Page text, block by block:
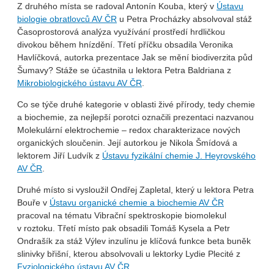
Z druhého místa se radoval Antonín Kouba, který v Ústavu
biologie obratlovců AV ČR u Petra Procházky absolvoval stáž
Časoprostorová analýza využívání prostředí hrdličkou
divokou během hnízdění. Třetí příčku obsadila Veronika
Havlíčková, autorka prezentace Jak se mění biodiverzita půd
Šumavy? Stáže se účastnila u lektora Petra Baldriana z
Mikrobiologického ústavu AV ČR
Co se týče druhé kategorie v oblasti živé přírody, tedy chemie
a biochemie, za nejlepší porotci označili prezentaci nazvanou
Molekulární elektrochemie – redox charakterizace nových
organických sloučenin. Její autorkou je Nikola Šmídová a
lektorem Jiří Ludvík z Ústavu fyzikální chemie J. Heyrovského
AV ČR
Druhé místo si vysloužil Ondřej Zapletal, který u lektora Petra
Bouře v Ústavu organické chemie a biochemie AV ČR
pracoval na tématu Vibrační spektroskopie biomolekul
v roztoku. Třetí místo pak obsadili Tomáš Kysela a Petr
Ondrašík za stáž Výlev inzulínu je klíčová funkce beta buněk
slinivky břišní, kterou absolvovali u lektorky Lydie Plecité z
Fyziologického ústavu AV ČR